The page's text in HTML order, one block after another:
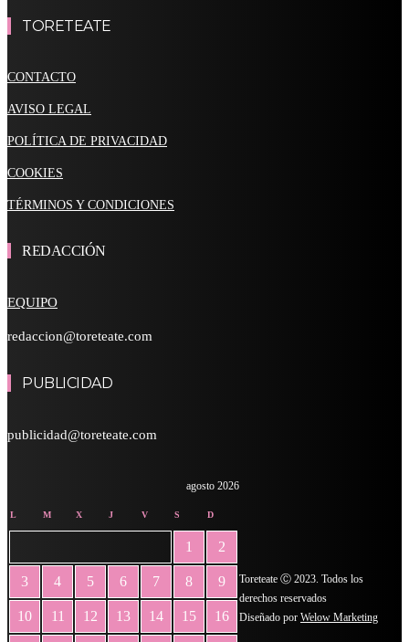
TORETEATE
CONTACTO
AVISO LEGAL
POLÍTICA DE PRIVACIDAD
COOKIES
TÉRMINOS Y CONDICIONES
REDACCIÓN
EQUIPO
redaccion@toreteate.com
PUBLICIDAD
publicidad@toreteate.com
agosto 2026
L M X J V S D
1 2
3 4 5 6 7 8 9
10 11 12 13 14 15 16
Toreteate Ⓒ 2023. Todos los
derechos reservados
Diseñado por Welow Marketing